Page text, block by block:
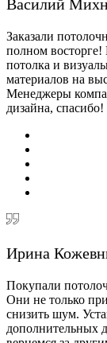
Василий
Заказали
полном
потолка и
материалов на
Менеджеры
дизайна, спасибо!
Ирина
Покупали
Они не только
снизить шум.
дополнительных